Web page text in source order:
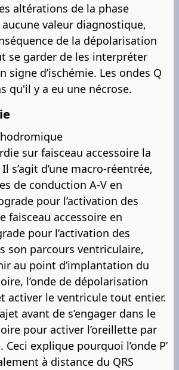
altérations de la phase
valeur diagnostique,
de la dépolarisation
se garder de les interpréter
signe d’ischémie. Les ondes Q
qu'il y a eu une nécrose.
sur faisceau accessoire la
s’agit d’une macro-réentrée,
de conduction A-V en
pour l’activation des
faisceau accessoire en
pour l’activation des
son parcours ventriculaire,
au point d’implantation du
l’onde de dépolarisation
activer le ventricule tout entier.
avant de s’engager dans le
pour activer l’oreillette par
explique pourquoi l’onde P’
à distance du QRS